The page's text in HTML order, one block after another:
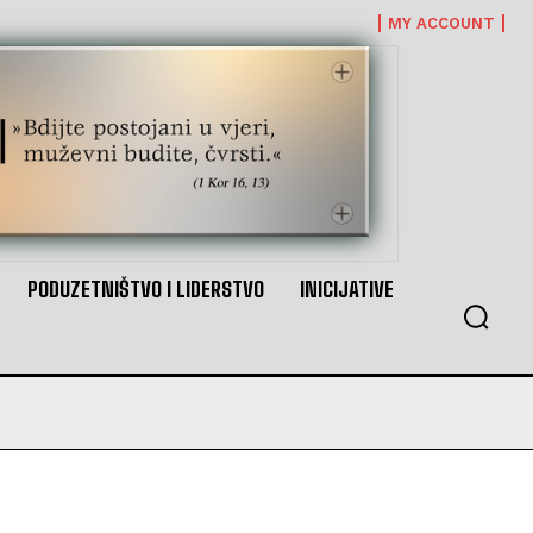
MY ACCOUNT
PODUZETNIŠTVO I LIDERSTVO INICIJATIVE